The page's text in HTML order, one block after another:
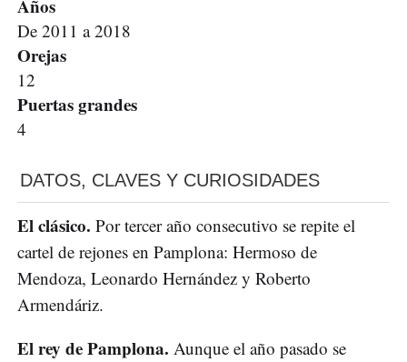
Años
De 2011 a 2018
Orejas
12
Puertas grandes
4
DATOS, CLAVES Y CURIOSIDADES
El clásico. Por tercer año consecutivo se repite el
cartel de rejones en Pamplona: Hermoso de
Mendoza, Leonardo Hernández y Roberto
Armendáriz.
El rey de Pamplona. Aunque el año pasado se